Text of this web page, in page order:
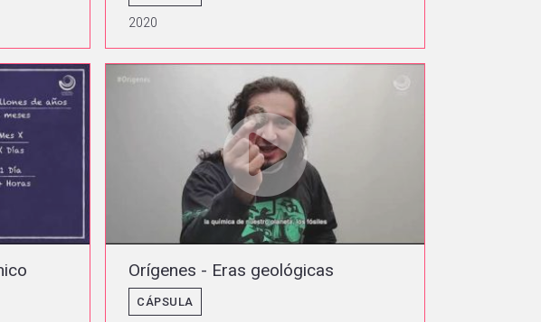
2020
Orígenes - Eras geológicas
CÁPSULA